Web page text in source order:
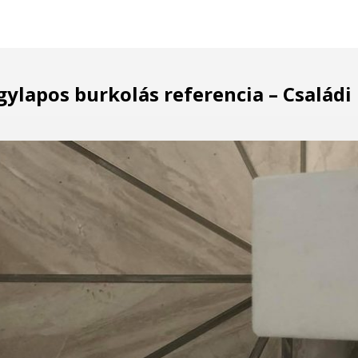
burkolás referencia – Családi